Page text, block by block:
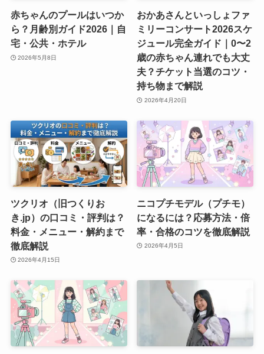
赤ちゃんのプールはいつか
ら？月齢別ガイド2026｜自
宅・公共・ホテル
2026年5月8日
おかあさんといっしょファ
ミリーコンサート2026スケ
ジュール完全ガイド｜0〜2
歳の赤ちゃん連れでも大丈
夫？チケット当選のコツ・
持ち物まで解説
2026年4月20日
ツクリオ（旧つくりお
き.jp）の口コミ・評判は？
料金・メニュー・解約まで
徹底解説
2026年4月15日
ニコプチモデル（プチモ）
になるには？応募方法・倍
率・合格のコツを徹底解説
2026年4月5日